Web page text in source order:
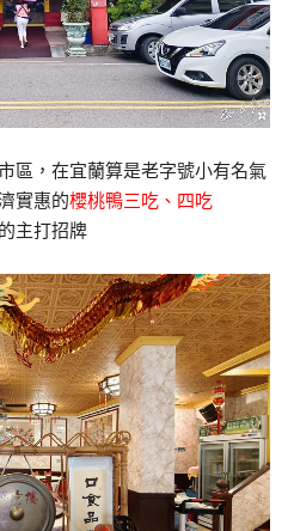
區，在宜蘭算是老字號小有名氣
實惠的櫻桃鴨三吃、四吃
主打招牌